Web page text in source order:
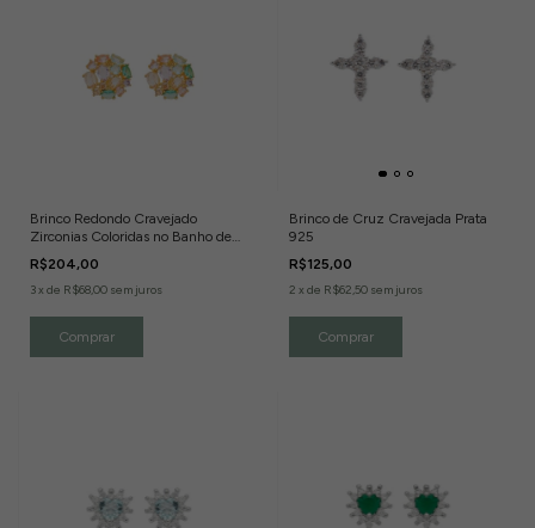
Brinco Redondo Cravejado
Zirconias Coloridas no Banho de
Ouro 18K
R$204,00
3x de R$68,00 sem juros
Brinco de Cruz Cravejada Prata
925
R$125,00
2 x de R$62,50 sem juros